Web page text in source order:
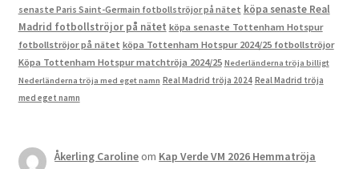
senaste Paris Saint-Germain fotbollströjor på nätet köpa senaste Real
Madrid fotbollströjor på nätet köpa senaste Tottenham Hotspur
fotbollströjor på nätet köpa Tottenham Hotspur 2024/25 fotbollströjor
Köpa Tottenham Hotspur matchtröja 2024/25 Nederländerna tröja billigt
Nederländerna tröja med eget namn Real Madrid tröja 2024 Real Madrid tröja
med eget namn
Åkerling Carolineom Kap Verde VM 2026 Hemmatröja